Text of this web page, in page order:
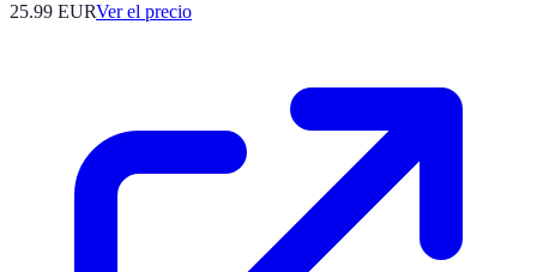
25.99 EURVer el precio